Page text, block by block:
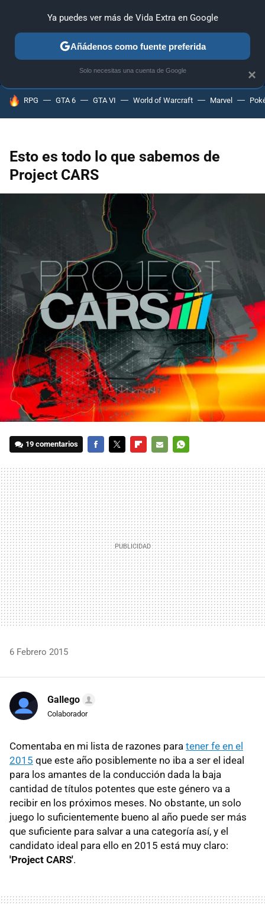
MENÚ NUEVO
GUÍAS Y TRUCOS PC SONY
HOY SE HABLA DE
RPG GTA 6 GTA VI World of Warcraft Marvel
Esto es todo lo que sabemos de
Project CARS
19 comentarios
MAIL
6 Febrero 2015
Gallego
Colaborador
Comentaba en mi lista de razones para tener fe en el
2015 que este año posiblemente no iba a ser el ideal
para los amantes de la conducción dada la baja
cantidad de títulos potentes que este género va a
recibir en los próximos meses. No obstante, un solo
juego lo suficientemente bueno al año puede ser más
que suficiente para salvar a una categoría así, y el
candidato ideal para ello en 2015 está muy claro:
'Project CARS'.
×
Ya puedes ver más de Vida Extra en Google
Añádenos como fuente preferida
Solo necesitas una cuenta de Google